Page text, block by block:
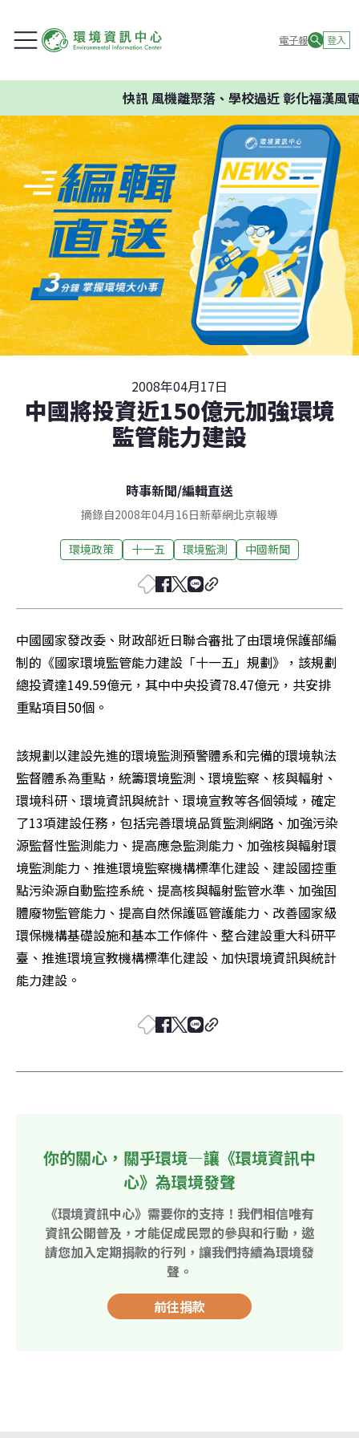
電子報 登入
快訊風機離聚落、學校過近 彰化福漢風電
2008年04月17日
中國將投資近150億元加強環境
監管能力建設
時事新聞/編輯直送
摘錄自2008年04月16日新華網北京報導
環境政策 十一五 環境監測 中國新聞
中國國家發改委、財政部近日聯合審批了由環境保護部編
制的《國家環境監管能力建設「十一五」規劃》，該規劃
總投資達149.59億元，其中中央投資78.47億元，共安排
重點項目50個。
該規劃以建設先進的環境監測預警體系和完備的環境執法
監督體系為重點，統籌環境監測、環境監察、核與輻射、
環境科研、環境資訊與統計、環境宣教等各個領域，確定
了13項建設任務，包括完善環境品質監測網路、加強污染
源監督性監測能力、提高應急監測能力、加強核與輻射環
境監測能力、推進環境監察機構標準化建設、建設國控重
點污染源自動監控系統、提高核與輻射監管水準、加強固
體廢物監管能力、提高自然保護區管護能力、改善國家級
環保機構基礎設施和基本工作條件、整合建設重大科研平
臺、推進環境宣教機構標準化建設、加快環境資訊與統計
能力建設。
你的關心，關乎環境—讓《環境資訊中
心》為環境發聲
《環境資訊中心》需要你的支持！我們相信唯有
資訊公開普及，才能促成民眾的參與和行動，邀
請您加入定期捐款的行列，讓我們持續為環境發
聲。
前往捐款